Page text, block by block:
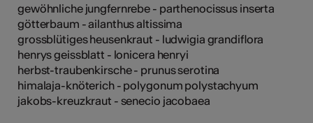
gewöhnliche jungfernrebe - parthenocissus inserta
götterbaum - ailanthus altissima
grossblütiges heusenkraut - ludwigia grandiflora
henrys geissblatt - lonicera henryi
herbst-traubenkirsche - prunus serotina
himalaja-knöterich - polygonum polystachyum
jakobs-kreuzkraut - senecio jacobaea